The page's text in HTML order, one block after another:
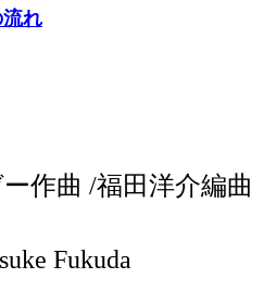
れ
作曲 /福田洋介編曲
Fukuda